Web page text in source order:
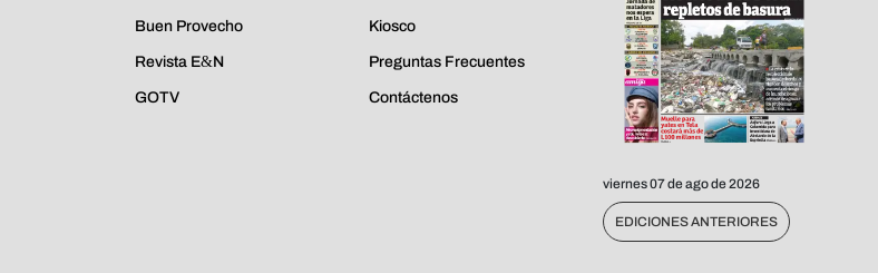
Buen Provecho
Revista E&N
GOTV
Kiosco
Preguntas Frecuentes
Contáctenos
viernes 07 de ago de 2026
EDICIONES ANTERIORES